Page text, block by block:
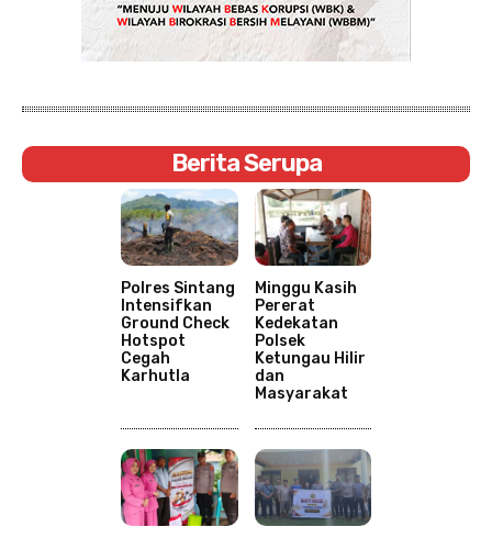
Berita Serupa
Polres Sintang
Intensifkan
Ground Check
Hotspot
Cegah
Karhutla
Minggu Kasih
Pererat
Kedekatan
Polsek
Ketungau Hilir
dan
Masyarakat